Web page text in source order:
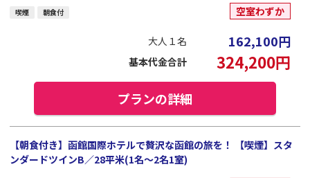
喫煙 朝食付 空室わずか
大人１名 162,100円
基本代金合計 324,200円
プランの詳細
【朝食付き】函館国際ホテルで贅沢な函館の旅を！ 【喫煙】スタ
ンダードツインB／28平米(1名～2名1室)